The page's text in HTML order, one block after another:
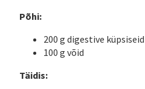
Põhi:
200 g digestive küpsiseid
100 g võid
Täidis: